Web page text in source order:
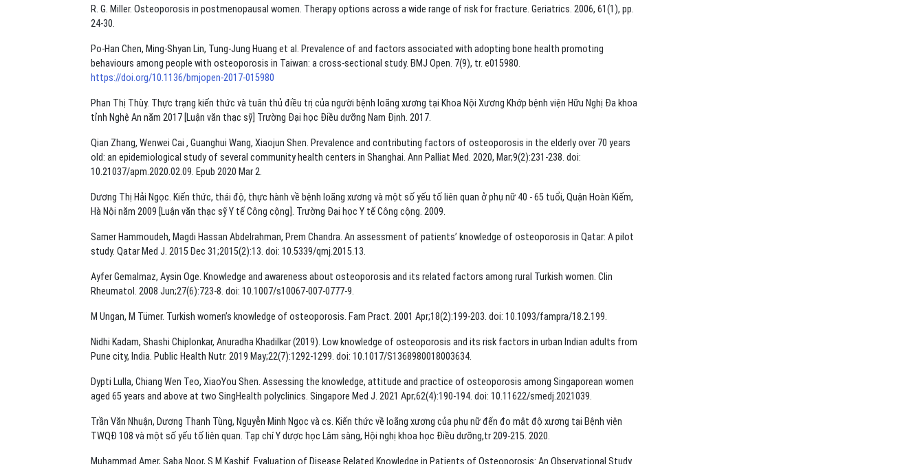
R. G. Miller. Osteoporosis in postmenopausal women. Therapy options across a wide range of risk for fracture. Geriatrics. 2006, 61(1), pp.
24-30.
Po-Han Chen, Ming-Shyan Lin, Tung-Jung Huang et al. Prevalence of and factors associated with adopting bone health promoting
behaviours among people with osteoporosis in Taiwan: a cross-sectional study. BMJ Open. 7(9), tr. e015980.
https://doi.org/10.1136/bmjopen-2017-015980
Phan Thị Thùy. Thực trạng kiến thức và tuân thủ điều trị của người bệnh loãng xương tại Khoa Nội Xương Khớp bệnh viện Hữu Nghị Đa khoa
tỉnh Nghệ An năm 2017 [Luận văn thạc sỹ] Trường Đại học Điều dưỡng Nam Định. 2017.
Qian Zhang, Wenwei Cai , Guanghui Wang, Xiaojun Shen. Prevalence and contributing factors of osteoporosis in the elderly over 70 years
old: an epidemiological study of several community health centers in Shanghai. Ann Palliat Med. 2020, Mar;9(2):231-238. doi:
10.21037/apm.2020.02.09. Epub 2020 Mar 2.
Dương Thị Hải Ngọc. Kiến thức, thái độ, thực hành về bệnh loãng xương và một số yếu tố liên quan ở phụ nữ 40 - 65 tuổi, Quận Hoàn Kiếm,
Hà Nội năm 2009 [Luận văn thạc sỹ Y tế Công cộng]. Trường Đại học Y tế Công cộng. 2009.
Samer Hammoudeh, Magdi Hassan Abdelrahman, Prem Chandra. An assessment of patients’ knowledge of osteoporosis in Qatar: A pilot
study. Qatar Med J. 2015 Dec 31;2015(2):13. doi: 10.5339/qmj.2015.13.
Ayfer Gemalmaz, Aysin Oge. Knowledge and awareness about osteoporosis and its related factors among rural Turkish women. Clin
Rheumatol. 2008 Jun;27(6):723-8. doi: 10.1007/s10067-007-0777-9.
M Ungan, M Tümer. Turkish women’s knowledge of osteoporosis. Fam Pract. 2001 Apr;18(2):199-203. doi: 10.1093/fampra/18.2.199.
Nidhi Kadam, Shashi Chiplonkar, Anuradha Khadilkar (2019). Low knowledge of osteoporosis and its risk factors in urban Indian adults from
Pune city, India. Public Health Nutr. 2019 May;22(7):1292-1299. doi: 10.1017/S1368980018003634.
Dypti Lulla, Chiang Wen Teo, XiaoYou Shen. Assessing the knowledge, attitude and practice of osteoporosis among Singaporean women
aged 65 years and above at two SingHealth polyclinics. Singapore Med J. 2021 Apr;62(4):190-194. doi: 10.11622/smedj.2021039.
Trần Văn Nhuận, Dương Thanh Tùng, Nguyễn Minh Ngọc và cs. Kiến thức về loãng xương của phụ nữ đến đo mật độ xương tại Bệnh viện
TWQĐ 108 và một số yếu tố liên quan. Tạp chí Y dược học Lâm sàng, Hội nghị khoa học Điều dưỡng,tr 209-215. 2020.
Muhammad Amer, Saba Noor, S M Kashif. Evaluation of Disease Related Knowledge in Patients of Osteoporosis: An Observational Study.